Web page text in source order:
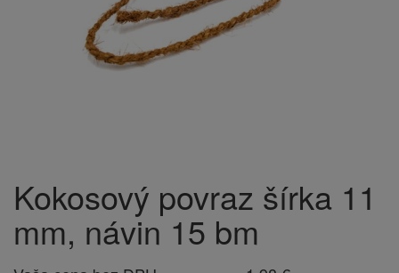
Kokosový povraz šírka 11
mm, návin 15 bm